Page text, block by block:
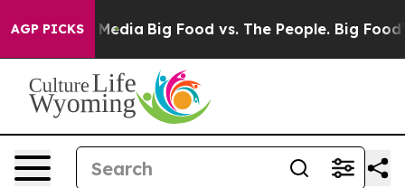
AGP PICKS
Media Big Food vs. The People. Big Food’s 239